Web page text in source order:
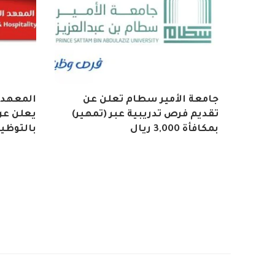
جامعة الأمير سطام تعلن عن
تقديم فرص تدريبية عبر (تمهير)
بمكافأة 3,000 ريال
يعلن